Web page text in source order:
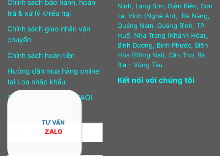
Chính sách bảo hành, hoàn
trả & xử lý khiếu nại
Chính sách giao nhận vận
chuyển
Chính sách hoàn tiền
Hướng dẫn mua hàng online
tại Loa nhập khẩu
Câu hỏi thường gặp (FAQ)
Ninh, Lạng Sơn, Điện Biên, Sơn
La, Vinh (Nghệ An), Đà Nẵng,
Quảng Nam, Quảng Bình, TP.
Huế, Nha Trang (Khánh Hòa),
Bình Dương, Bình Phước, Biên
Hòa (Đồng Nai), Cần Thơ, Bà
Rịa – Vũng Tàu.
Kết nối với chúng tôi
TƯ VẤN
ZALO